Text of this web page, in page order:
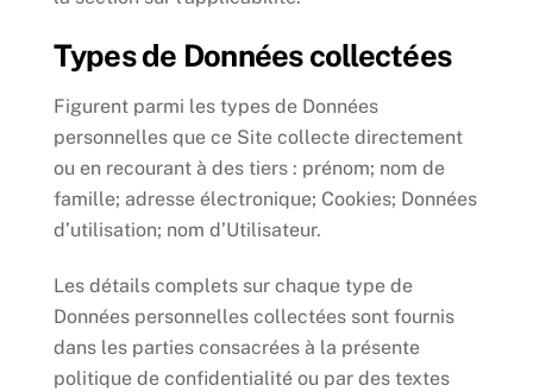
Types de Données collectées
Figurent parmi les types de Données
personnelles que ce Site collecte directement
ou en recourant à des tiers : prénom; nom de
famille; adresse électronique; Cookies; Données
d’utilisation; nom d’Utilisateur.
Les détails complets sur chaque type de
Données personnelles collectées sont fournis
dans les parties consacrées à la présente
politique de confidentialité ou par des textes